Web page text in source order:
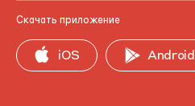
Скачать приложение
iOS Android